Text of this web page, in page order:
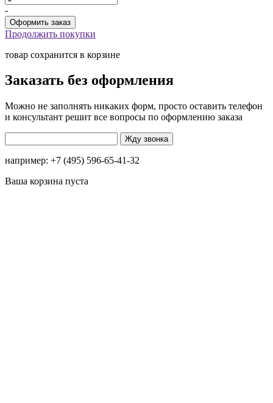
-
Продолжить покупки
товар сохранится в корзине
Заказать без оформления
Можно не заполнять никаких форм, просто оставить телефон
и консультант решит все вопросы по оформлению заказа
например: +7 (495) 596-65-41-32
Ваша корзина пуста